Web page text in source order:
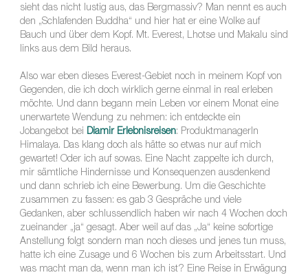
sieht das nicht lustig aus, das Bergmassiv? Man nennt es auch
den „Schlafenden Buddha“ und hier hat er eine Wolke auf
Bauch und über dem Kopf. Mt. Everest, Lhotse und Makalu sind
links aus dem Bild heraus.
Also war eben dieses Everest-Gebiet noch in meinem Kopf von
Gegenden, die ich doch wirklich gerne einmal in real erleben
möchte. Und dann begann mein Leben vor einem Monat eine
unerwartete Wendung zu nehmen: ich entdeckte ein
Jobangebot bei Diamir Erlebnisreisen: ProduktmanagerIn
Himalaya. Das klang doch als hätte so etwas nur auf mich
gewartet! Oder ich auf sowas. Eine Nacht zappelte ich durch,
mir sämtliche Hindernisse und Konsequenzen ausdenkend
und dann schrieb ich eine Bewerbung. Um die Geschichte
zusammen zu fassen: es gab 3 Gespräche und viele
Gedanken, aber schlussendlich haben wir nach 4 Wochen doch
zueinander „ja“ gesagt. Aber weil auf das „Ja“ keine sofortige
Anstellung folgt sondern man noch dieses und jenes tun muss,
hatte ich eine Zusage und 6 Wochen bis zum Arbeitsstart. Und
was macht man da, wenn man ich ist? Eine Reise in Erwägung